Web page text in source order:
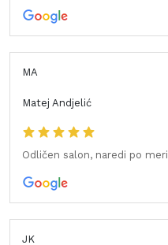
MA
Matej Andjelić
Odličen salon, naredi po
JK